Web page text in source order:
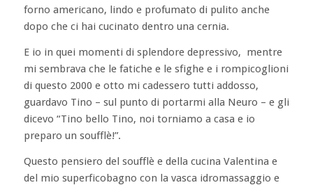
forno americano, lindo e profumato di pulito anche
dopo che ci hai cucinato dentro una cernia.
E io in quei momenti di splendore depressivo, mentre
mi sembrava che le fatiche e le sfighe e i rompicoglioni
di questo 2000 e otto mi cadessero tutti addosso,
guardavo Tino – sul punto di portarmi alla Neuro – e gli
dicevo “Tino bello Tino, noi torniamo a casa e io
preparo un soufflè!”.
Questo pensiero del soufflè e della cucina Valentina e
del mio superficobagno con la vasca idromassaggio e